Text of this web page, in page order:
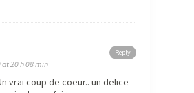
Reply
20 h 08 min
vrai coup de coeur.. un delice